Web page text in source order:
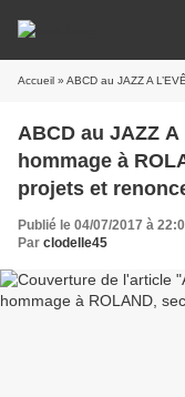
Accueil » ABCD au JAZZ A L’EVÊCHE
ABCD au JAZZ A
hommage à
projets et
Publié le 04/07/2017 à
Par clodelle45